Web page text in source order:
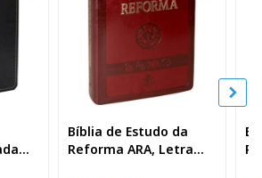
Bíblia de Estudo da
Reforma ARA, Letra